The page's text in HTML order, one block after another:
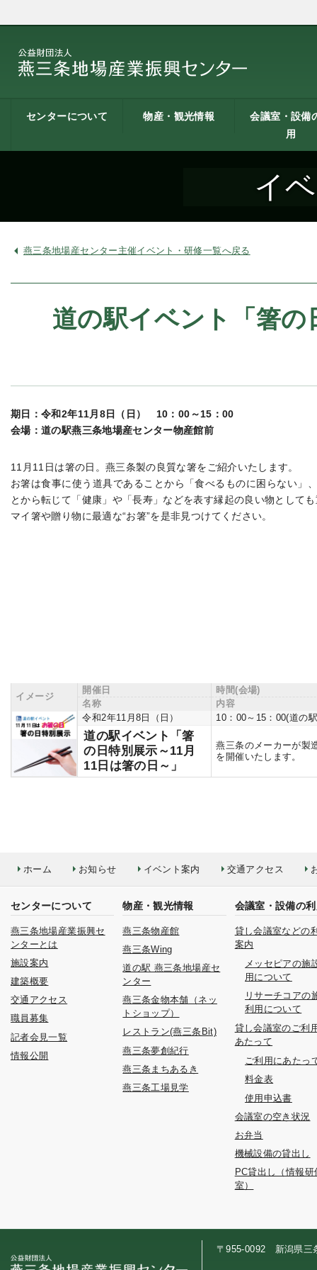
センターについて 物産・観光情報
会議室・設備
用
にあたって
イ
燕三条地場産センター主催イベント・研修一覧へ戻る
道の駅イベント「箸の
期日：令和2年11月8日（日） 10：00～15：00
会場：道の駅燕三条地場産センター物産館前
11月11日は箸の日。燕三条製の良質な箸をご紹介いたします。
お箸は食事に使う道具であることから「食べるものに困らない」
とから転じて「健康」や「長寿」などを表す縁起の良い物として
マイ箸や贈り物に最適な“お箸”を是非見つけてください。
イメージ
開催日
時間(会場)
名称
内容
令和2年11月8日（日）
10：00～15：00(道の
道の駅イベント「箸
の日特別展示～11月
11日は箸の日～」
燕三条のメーカーが製
を開催いたします。
ホーム お知らせ イベント案内 交通アクセス
センターについて
燕三条地場産業振興セ
ンターとは
施設案内
建築概要
交通アクセス
職員募集
記者会見一覧
情報公開
物産・観光情報
燕三条物産館
燕三条Wing
道の駅 燕三条地場産セ
ンター
燕三条金物本舗（ネッ
トショップ）
レストラン(燕三条Bit)
燕三条夢創紀行
燕三条まちあるき
燕三条工場見学
会議室・設備の
貸し会議室などの
案内
メッセピアの施
用について
リサーチコアの
利用について
貸し会議室のご利
あたって
ご利用にあたっ
料金表
使用申込書
会議室の空き状況
お弁当
機械設備の貸出し
PC貸出し（情報研
室）
〒955-0092 新潟県三